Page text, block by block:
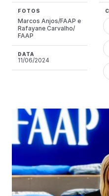
FOTOS
Marcos Anjos/FAAP e
Rafayane Carvalho/
FAAP
DATA
11/06/2024